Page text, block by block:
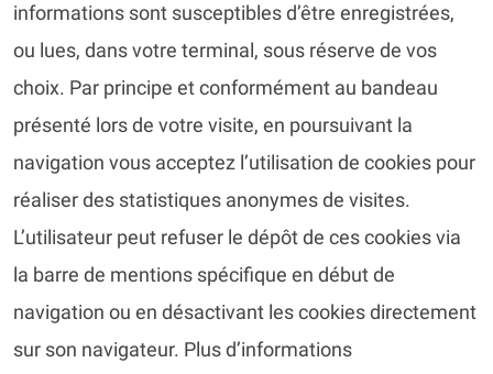
informations sont susceptibles d’être enregistrées,
ou lues, dans votre terminal, sous réserve de vos
choix. Par principe et conformément au bandeau
présenté lors de votre visite, en poursuivant la
navigation vous acceptez l’utilisation de cookies pour
réaliser des statistiques anonymes de visites.
L’utilisateur peut refuser le dépôt de ces cookies via
la barre de mentions spécifique en début de
navigation ou en désactivant les cookies directement
sur son navigateur. Plus d’informations